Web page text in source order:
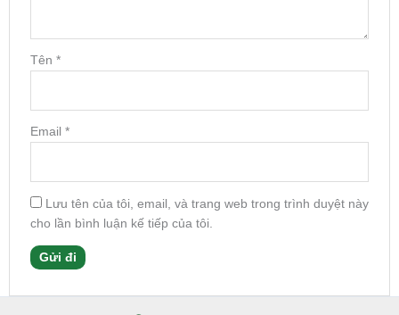
Tên *
Email *
Lưu tên của tôi, email, và trang web trong trình duyệt này
cho lần bình luận kế tiếp của tôi.